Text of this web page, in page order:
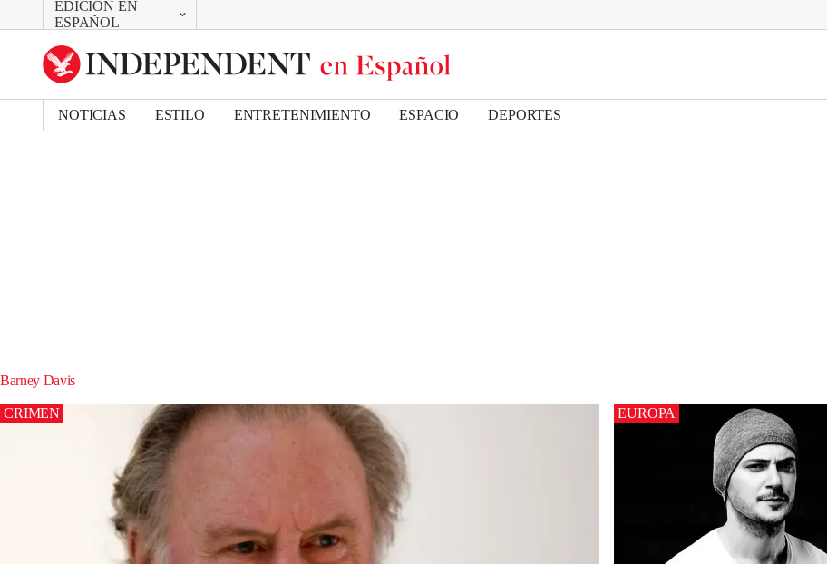
EDICIÓN EN
ESPAÑOL
CAMBIAR
UK Edition
US Edition
NOTICIAS ESTILO ENTRETENIMIENTO ESPACIO DEPORTES
Barney Davis
CRIMEN EUROPA